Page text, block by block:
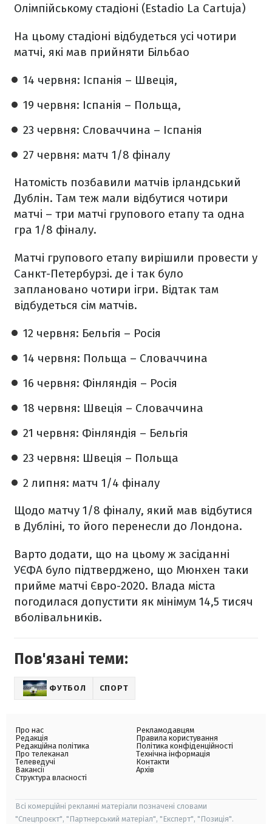
Олімпійському стадіоні (Estadio La Cartuja)
На цьому стадіоні відбудеться усі чотири
матчі, які мав прийняти Більбао
14 червня: Іспанія – Швеція,
19 червня: Іспанія – Польща,
23 червня: Словаччина – Іспанія
27 червня: матч 1/8 фіналу
Натомість позбавили матчів ірландський
Дублін. Там теж мали відбутися чотири
матчі – три матчі групового етапу та одна
гра 1/8 фіналу.
Матчі групового етапу вирішили провести у
Санкт-Петербурзі. де і так було
заплановано чотири ігри. Відтак там
відбудеться сім матчів.
12 червня: Бельгія – Росія
14 червня: Польща – Словаччина
16 червня: Фінляндія – Росія
18 червня: Швеція – Словаччина
21 червня: Фінляндія – Бельгія
23 червня: Швеція – Польща
2 липня: матч 1/4 фіналу
Щодо матчу 1/8 фіналу, який мав відбутися
в Дубліні, то його перенесли до Лондона.
Варто додати, що на цьому ж засіданні
УЄФА було підтверджено, що Мюнхен таки
прийме матчі Євро-2020. Влада міста
погодилася допустити як мінімум 14,5 тисяч
вболівальників.
Пов'язані теми:
ФУТБОЛ СПОРТ
Про нас
Редакція
Редакційна політика
Про телеканал
Телеведучі
Вакансії
Структура власності
Рекламодавцям
Правила користування
Політика конфіденційності
Технічна інформація
Контакти
Архів
Всі комерційні рекламні матеріали позначені словами
"Спецпроєкт", "Партнерський матеріал", "Експерт", "Позиція".